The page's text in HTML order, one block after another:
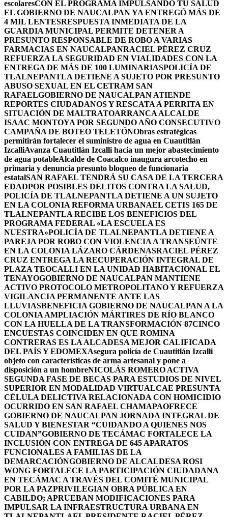
escolaresCON EL PROGRAMA IMPULSANDO TU SALUD
EL GOBIERNO DE NAUCALPAN YA ENTREGÓ MÁS DE
4 MIL LENTESRESPUESTA INMEDIATA DE LA
GUARDIA MUNICIPAL PERMITE DETENER A
PRESUNTO RESPONSABLE DE ROBO A VARIAS
FARMACIAS EN NAUCALPANRACIEL PÉREZ CRUZ
REFUERZA LA SEGURIDAD EN VIALIDADES CON LA
ENTREGA DE MÁS DE 100 LUMINARIASPOLICÍA DE
TLALNEPANTLA DETIENE A SUJETO POR PRESUNTO
ABUSO SEXUAL EN EL CETRAM SAN
RAFAELGOBIERNO DE NAUCALPAN ATIENDE
REPORTES CIUDADANOS Y RESCATA A PERRITA EN
SITUACIÓN DE MALTRATOARRANCA ALCALDE
ISAAC MONTOYA POR SEGUNDO AÑO CONSECUTIVO
CAMPAÑA DE BOTEO TELETÓNObras estratégicas
permitirán fortalecer el suministro de agua en Cuautitlán
IzcalliAvanza Cuautitlán Izcalli hacia un mejor abastecimiento
de agua potableAlcalde de Coacalco inaugura arcotecho en
primaria y denuncia presunto bloqueo de funcionaria
estatalSAN RAFAEL TENDRÁ SU CASA DE LA TERCERA
EDADPOR POSIBLES DELITOS CONTRA LA SALUD,
POLICÍA DE TLALNEPANTLA DETIENE A UN SUJETO
EN LA COLONIA REFORMA URBANAEL CETIS 165 DE
TLALNEPANTLA RECIBE LOS BENEFICIOS DEL
PROGRAMA FEDERAL «LA ESCUELA ES
NUESTRA»POLICÍA DE TLALNEPANTLA DETIENE A
PAREJA POR ROBO CON VIOLENCIA A TRANSEÚNTE
EN LA COLONIA LÁZARO CÁRDENASRACIEL PÉREZ
CRUZ ENTREGA LA RECUPERACIÓN INTEGRAL DE
PLAZA TEOCALLI EN LA UNIDAD HABITACIONAL EL
TENAYOGOBIERNO DE NAUCALPAN MANTIENE
ACTIVO PROTOCOLO METROPOLITANO Y REFUERZA
VIGILANCIA PERMANENTE ANTE LAS
LLUVIASBENEFICIA GOBIERNO DE NAUCALPAN A LA
COLONIA AMPLIACIÓN MÁRTIRES DE RÍO BLANCO
CON LA HUELLA DE LA TRANSFORMACIÓN 87CINCO
ENCUESTAS COINCIDEN EN QUE ROMINA
CONTRERAS ES LA ALCADESA MEJOR CALIFICADA
DEL PAÍS Y EDOMEXAsegura policía de Cuautitlán Izcalli
objeto con características de arma artesanal y pone a
disposición a un hombreNICOLÁS ROMERO ACTIVA
SEGUNDA FASE DE BECAS PARA ESTUDIOS DE NIVEL
SUPERIOR EN MODALIDAD VIRTUALCAE PRESUNTA
CÉLULA DELICTIVA RELACIONADA CON HOMICIDIO
OCURRIDO EN SAN RAFAEL CHAMAPAOFRECE
GOBIERNO DE NAUCALPAN JORNADA INTEGRAL DE
SALUD Y BIENESTAR “CUIDANDO A QUIENES NOS
CUIDAN”GOBIERNO DE TECÁMAC FORTALECE LA
INCLUSIÓN CON ENTREGA DE 645 APARATOS
FUNCIONALES A FAMILIAS DE LA
DEMARCACIÓNGOBIERNO DE ALCALDESA ROSI
WONG FORTALECE LA PARTICIPACIÓN CIUDADANA
EN TECÁMAC A TRAVÉS DEL COMITÉ MUNICIPAL
POR LA PAZPRIVILEGIAN OBRA PÚBLICA EN
CABILDO; APRUEBAN MODIFICACIONES PARA
IMPULSAR LA INFRAESTRUCTURA URBANA EN